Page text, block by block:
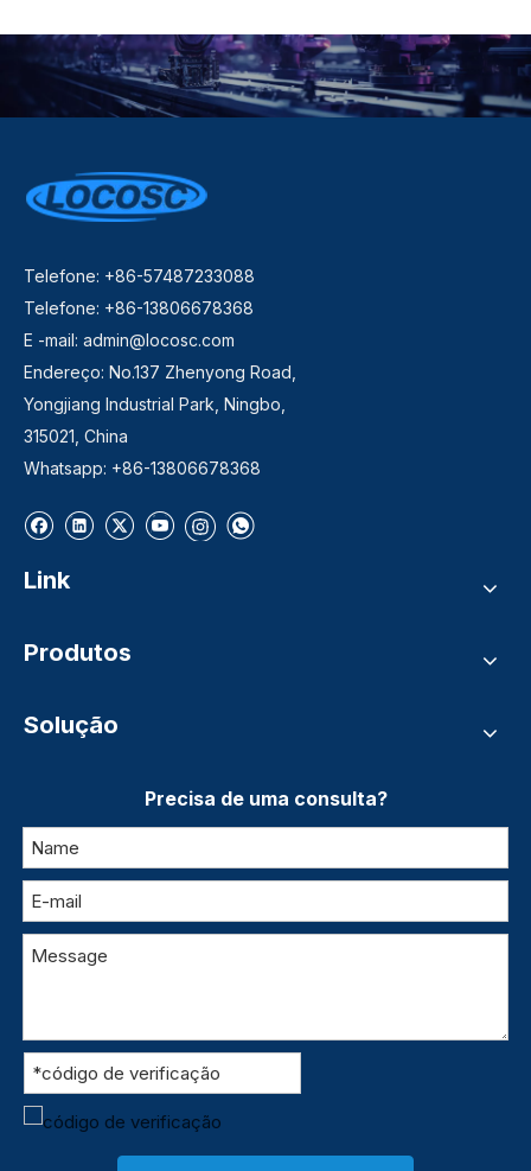
Telefone: +86-57487233088
Telefone: +86-13806678368
E -mail: admin@locosc.com
Endereço: No.137 Zhenyong Road,
Yongjiang Industrial Park, Ningbo,
315021, China
Whatsapp: +86-13806678368
Link
Produtos
Solução
Precisa de uma consulta?